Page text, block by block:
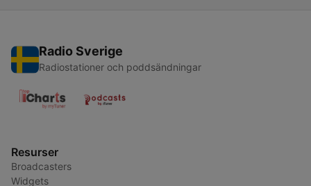
Radio Sverige
Radiostationer och poddsändningar
Resurser
Broadcasters
Widgets